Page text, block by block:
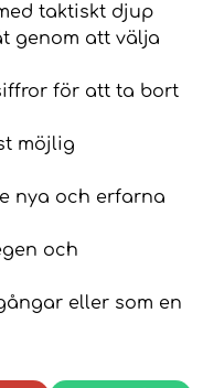
taktiskt djup
genom att välja
för att ta bort
möjlig
nya och erfarna
och
eller som en